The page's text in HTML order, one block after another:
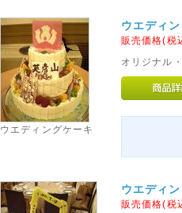
ウエディングケーキ
ウエディ
販売価格(税
オリジナル
ウエディ
販売価格(税